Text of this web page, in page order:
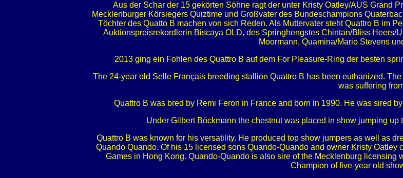
Aus der Schar der 15 gekörten Söhne ragt der unter Kristy Oatley/AUS Grand
Mecklenburger Körsiegers Quiztime und Großvater des Bundeschampions
Töchter des Quatto B machen von sich Reden. Als Muttervater steht Quattro B im
Auktionspreisrekordlerin Biscaya OLD, des Springhengstes Chintan/Bliss
Moormann, Quamina/Mario Stevens
2013 ging ein Fohlen des Quattro B auf dem For Pleasure-Ring der besten
The 24-year old Selle Français breeding stallion Quattro B has been euthanized.
was suffering
Quattro B was bred by Remi Feron in France and born in 1990. He was sired
Under Gilbert Böckmann the chestnut was placed in show jumping
Quattro B was known for his versatility. He produced top show jumpers as well as
Quando Quando. Of his 15 licensed sons Quando-Quando and owner Kristy
Games in Hong Kong. Quando-Quando is also sire of the Mecklenburg
Champion of five-year old